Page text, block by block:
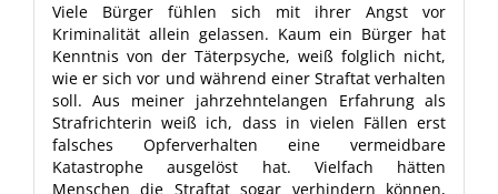
Viele Bürger fühlen sich mit ihrer Angst vor
Kriminalität allein gelassen. Kaum ein Bürger hat
Kenntnis von der Täterpsyche, weiß folglich nicht,
wie er sich vor und während einer Straftat verhalten
soll. Aus meiner jahrzehntelangen Erfahrung als
Strafrichterin weiß ich, dass in vielen Fällen erst
falsches Opferverhalten eine vermeidbare
Katastrophe ausgelöst hat. Vielfach hätten
Menschen die Straftat sogar verhindern können,